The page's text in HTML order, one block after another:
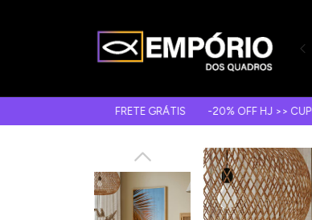
FRETE GRÁTIS -20% OFF HJ >> CUPOM: PAI20